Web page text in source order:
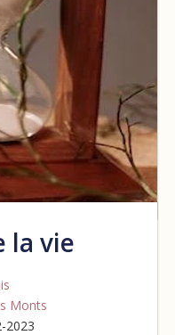
la vie
Monts
2023